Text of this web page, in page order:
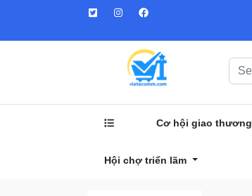
Cơ hội giao thương
Hội chợ triển lãm